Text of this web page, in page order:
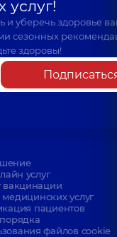
услуг!
и уберечь здоровье
сезонных
здоровы!
услуг
вакцинации
услуг
пациентов
файлов cookie